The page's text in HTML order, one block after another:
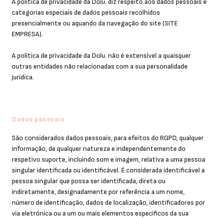
A política de privacidade da Dolu. diz respeito aos dados pessoais e
categorias especiais de dados pessoais recolhidos
presencialmente ou aquando da navegação do site (SITE
EMPRESA).
A política de privacidade da Dolu. não é extensível a quaisquer
outras entidades não relacionadas com a sua personalidade
jurídica.
Dados pessoais
São considerados dados pessoais, para efeitos do RGPD, qualquer
informação, de qualquer natureza e independentemente do
respetivo suporte, incluindo som e imagem, relativa a uma pessoa
singular identificada ou identificável. É considerada identificável a
pessoa singular que possa ser identificada, direta ou
indiretamente, designadamente por referência a um nome,
número de identificação, dados de localização, identificadores por
via eletrónica ou a um ou mais elementos específicos da sua